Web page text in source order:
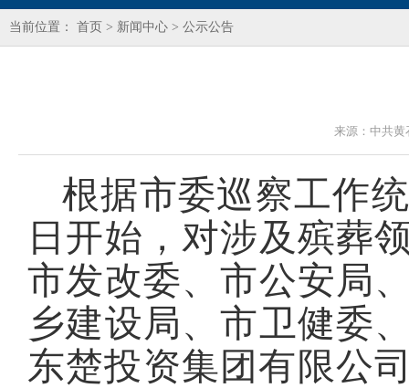
当前位置： 首页 > 新闻中心 > 公示公告
来源： 中共黄
根据市委巡察工作
日开始，对涉及殡葬
市发改委、市公安局
乡建设局、市卫健委
东楚投资集团有限公